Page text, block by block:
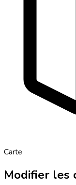
Carte
Modifier les